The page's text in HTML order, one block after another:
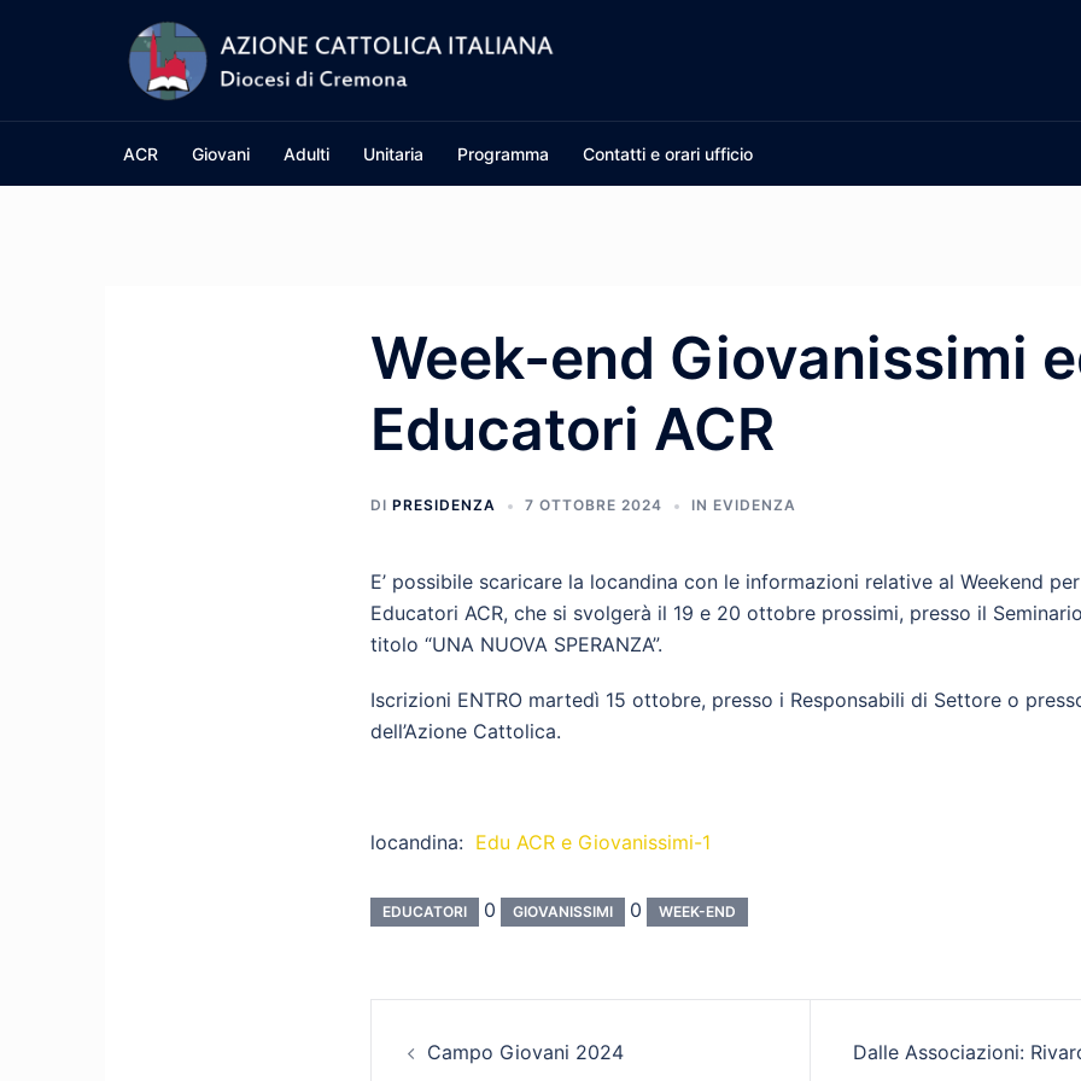
ACR Giovani Adulti Unitaria Programma Contatti e orari ufficio
Week-end Giovanissimi
Educatori ACR
DI PRESIDENZA 7 OTTOBRE 2024 IN EVIDENZA
E’ possibile scaricare la locandina con le informazioni relative al Weekend
Educatori ACR, che si svolgerà il 19 e 20 ottobre prossimi, presso il
titolo “UNA NUOVA SPERANZA”.
Iscrizioni ENTRO martedì 15 ottobre, presso i Responsabili di Settore o
dell’Azione Cattolica.
locandina: Edu ACR e Giovanissimi-1
EDUCATORI 0 GIOVANISSIMI 0 WEEK-END
Campo Giovani 2024 Dalle Associazioni: